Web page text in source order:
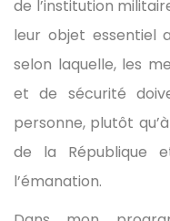
de l’institution
leur objet essentiel
selon laquelle, les
et de sécurité
personne, plutôt
de la République
l’émanation.